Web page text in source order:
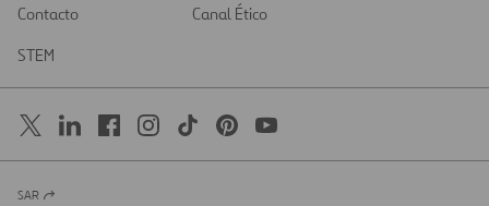
Contacto
Canal Ético
STEM
Abrir
SAR